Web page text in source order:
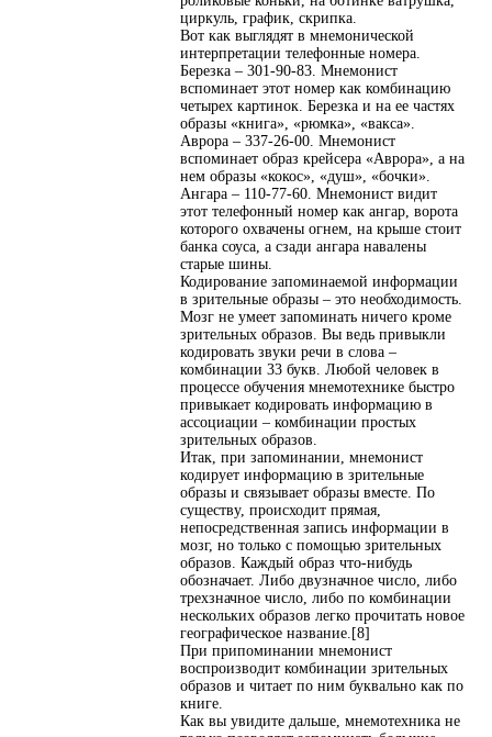
циркуль, график, скрипка.
Вот как выглядят в мнемонической
интерпретации телефонные номера.
Березка – 301-90-83. Мнемонист
вспоминает этот номер как комбинацию
четырех картинок. Березка и на ее частях
образы «книга», «рюмка», «вакса».
Аврора – 337-26-00. Мнемонист
вспоминает образ крейсера «Аврора», а на
нем образы «кокос», «душ», «бочки».
Ангара – 110-77-60. Мнемонист видит
этот телефонный номер как ангар, ворота
которого охвачены огнем, на крыше стоит
банка соуса, а сзади ангара навалены
старые шины.
Кодирование запоминаемой информации
в зрительные образы – это необходимость.
Мозг не умеет запоминать ничего кроме
зрительных образов. Вы ведь привыкли
кодировать звуки речи в слова –
комбинации 33 букв. Любой человек в
процессе обучения мнемотехнике быстро
привыкает кодировать информацию в
ассоциации – комбинации простых
зрительных образов.
Итак, при запоминании, мнемонист
кодирует информацию в зрительные
образы и связывает образы вместе. По
существу, происходит прямая,
непосредственная запись информации в
мозг, но только с помощью зрительных
образов. Каждый образ что-нибудь
обозначает. Либо двузначное число, либо
трехзначное число, либо по комбинации
нескольких образов легко прочитать новое
географическое название.[8]
При припоминании мнемонист
воспроизводит комбинации зрительных
образов и читает по ним буквально как по
книге.
Как вы увидите дальше, мнемотехника не